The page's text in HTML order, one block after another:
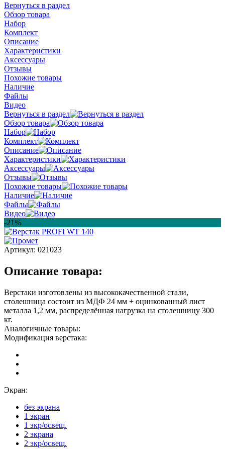
Вернуться в раздел
Обзор товара
Набор
Комплект
Описание
Характеристики
Аксессуары
Отзывы
Похожие товары
Наличие
Файлы
Видео
Вернуться в раздел
Обзор товара
Набор
Комплект
Описание
Характеристики
Аксессуары
Отзывы
Похожие товары
Наличие
Файлы
Видео
-21%
Артикул: 021023
Описание товара:
Верстаки изготовлены из высококачественной стали,
столешница состоит из МДФ 24 мм + оцинкованный лист
металла 1,2 мм, распределённая нагрузка на столешницу 300
кг.
Аналогичные товары:
Модификация верстака:
Экран:
без экрана
1 экран
1 экр/освещ.
2 экрана
2 экр/освещ.